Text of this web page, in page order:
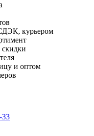
курьером
и оптом
33